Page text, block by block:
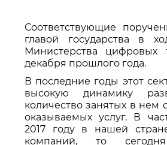
Соответствующие
главой государства в
Министерства цифровых
декабря прошлого года.
В последние годы этот
высокую динамику
количество занятых в нем
оказываемых услуг. В
2017 году в нашей
компаний, то